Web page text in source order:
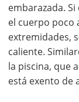
embarazada.
el cuerpo poco
extremidades,
caliente.
la piscina, que
está exento de